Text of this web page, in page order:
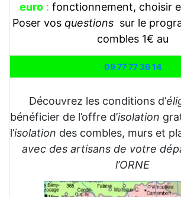
euro : fonctionnement, choisir
Poser vos questions sur le
combles 1€ au
09 77 77 36 14
Découvrez les conditions d’
bénéficier de l’offre d’isolation
l’isolation des combles, murs et
avec des artisans de votre
l’ORNE